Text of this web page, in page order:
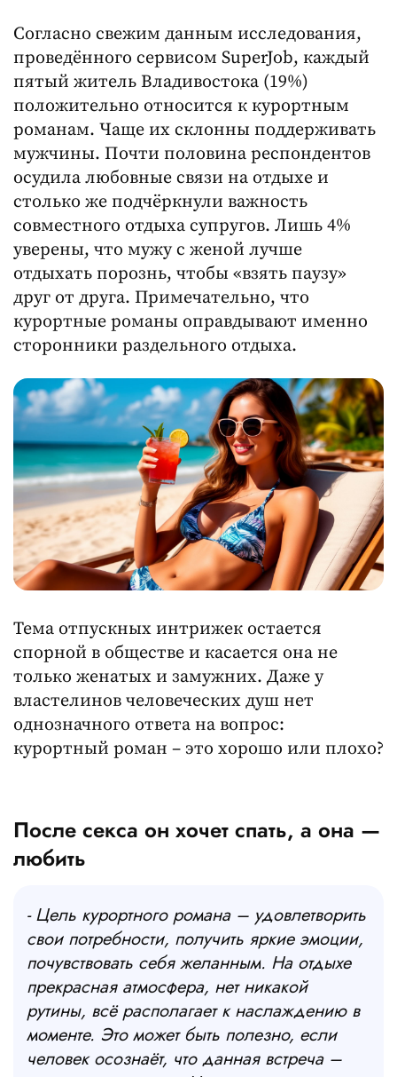
Согласно свежим данным исследования,
проведённого сервисом SuperJob, каждый
пятый житель Владивостока (19%)
положительно относится к курортным
романам. Чаще их склонны поддерживать
мужчины. Почти половина респондентов
осудила любовные связи на отдыхе и
столько же подчёркнули важность
совместного отдыха супругов. Лишь 4%
уверены, что мужу с женой лучше
отдыхать порознь, чтобы «взять паузу»
друг от друга. Примечательно, что
курортные романы оправдывают именно
сторонники раздельного отдыха.
Тема отпускных интрижек остается
спорной в обществе и касается она не
только женатых и замужних. Даже у
властелинов человеческих душ нет
однозначного ответа на вопрос:
курортный роман – это хорошо или плохо?
После секса он хочет спать, а она —
любить
- Цель курортного романа – удовлетворить
свои потребности, получить яркие эмоции,
почувствовать себя желанным. На отдыхе
прекрасная атмосфера, нет никакой
рутины, всё располагает к наслаждению в
моменте. Это может быть полезно, если
человек осознаёт, что данная встреча –